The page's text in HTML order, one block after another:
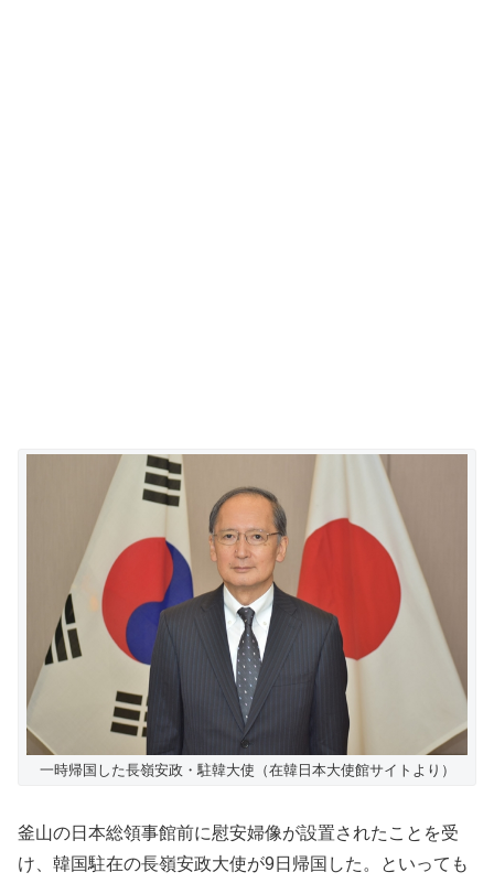
一時帰国した長嶺安政・駐韓大使（在韓日本大使館サイトより）
釜山の日本総領事館前に慰安婦像が設置されたことを受
け、韓国駐在の長嶺安政大使が9日帰国した。といっても